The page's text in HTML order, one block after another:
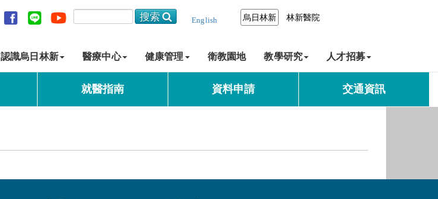
林新醫院
烏日林新
English
認識烏日林新 醫療中心 健康管理 衛教園地 教學研究 人才招募
就醫指南 資料申請 交通資訊